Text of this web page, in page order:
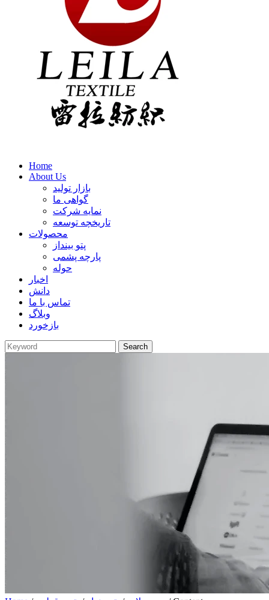
Home
About Us
بازار تولید
گواهی ما
نمایه شرکت
تاریخچه توسعه
محصولات
پتو بینداز
پارچه پشمی
حوله
اخبار
دانش
تماس با ما
وبلاگ
بازخورد